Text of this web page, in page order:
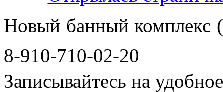
Новый банный комплекс
8-910-710-02-20
Записывайтесь на